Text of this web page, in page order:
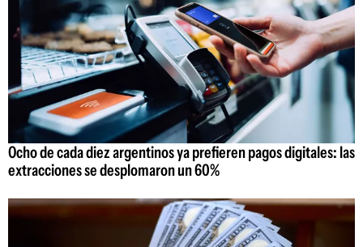
Ocho de cada diez argentinos ya prefieren pagos digitales: las
extracciones se desplomaron un 60%